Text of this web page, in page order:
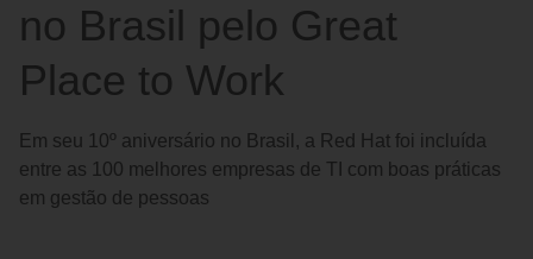
no Brasil pelo Great
Place to Work
Em seu 10º aniversário no Brasil, a Red Hat foi incluída
entre as 100 melhores empresas de TI com boas práticas
em gestão de pessoas